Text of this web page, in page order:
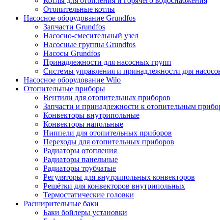
Отопительные котлы
Насосное оборудование Grundfos
Запчасти Grundfos
Насосно-смесительный узел
Насосные группы Grundfos
Насосы Grundfos
Принадлежности для насосных групп
Системы управления и принадлежности для
Насосное оборудование Wilo
Отопительные приборы
Вентили для отопительных приборов
Запчасти и принадлежности к отопительным
Конвекторы внутрипольные
Конвекторы напольные
Ниппели для отопительных приборов
Переходы для отопительных приборов
Радиаторы отопления
Радиаторы панельные
Радиаторы трубчатые
Регуляторы для внутрипольных конвекторов
Решётки для конвекторов внутрипольных
Термостатические головки
Расширительные баки
Баки бойлеры установки